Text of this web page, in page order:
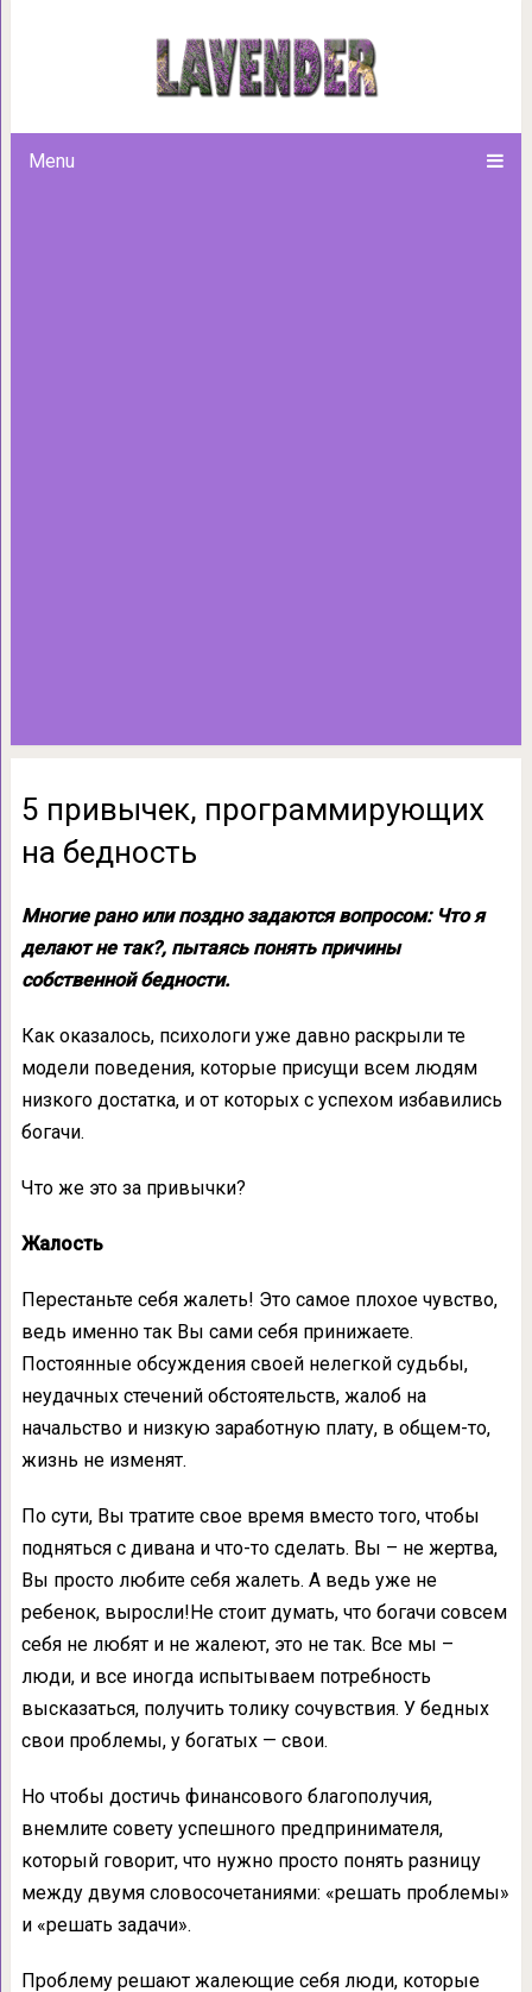
Menu
5 привычек,
5 привычек, программирующих
на бедность
Многие рано или поздно задаются вопросом: Что я
делают не так?, пытаясь понять причины
собственной бедности.
Как оказалось, психологи уже давно раскрыли те
модели поведения, которые присущи всем людям
низкого достатка, и от которых с успехом избавились
богачи.
Что же это за привычки?
Жалость
Перестаньте себя жалеть! Это самое плохое чувство,
ведь именно так Вы сами себя принижаете.
Постоянные обсуждения своей нелегкой судьбы,
неудачных стечений обстоятельств, жалоб на
начальство и низкую заработную плату, в общем-то,
жизнь не изменят.
По сути, Вы тратите свое время вместо того, чтобы
подняться с дивана и что-то сделать. Вы – не жертва,
Вы просто любите себя жалеть. А ведь уже не
ребенок, выросли!Не стоит думать, что богачи совсем
себя не любят и не жалеют, это не так. Все мы –
люди, и все иногда испытываем потребность
высказаться, получить толику сочувствия. У бедных
свои проблемы, у богатых — свои.
Но чтобы достичь финансового благополучия,
внемлите совету успешного предпринимателя,
который говорит, что нужно просто понять разницу
между двумя словосочетаниями: «решать проблемы»
и «решать задачи».
Проблему решают жалеющие себя люди, которые